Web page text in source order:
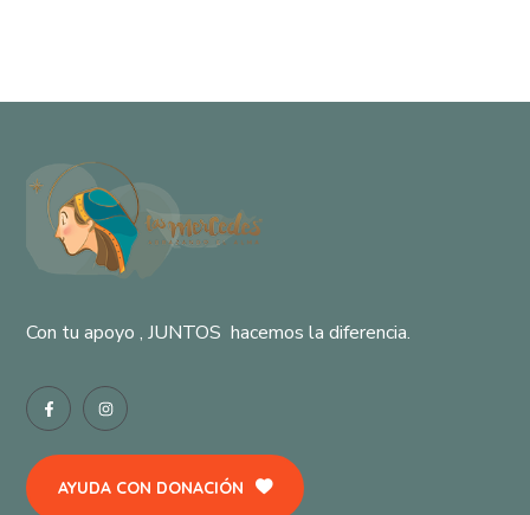
Con tu apoyo , JUNTOS hacemos la diferencia.
AYUDA CON DONACIÓN